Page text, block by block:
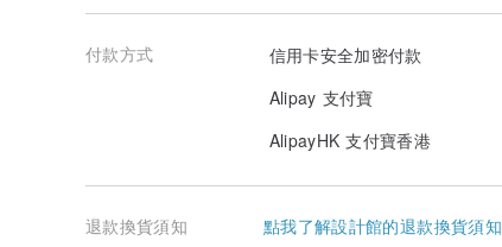
付款方式
信用卡安全加密付款
Alipay 支付寶
AlipayHK 支付寶香港
退款換貨須知 點我了解設計館的退款換貨須知